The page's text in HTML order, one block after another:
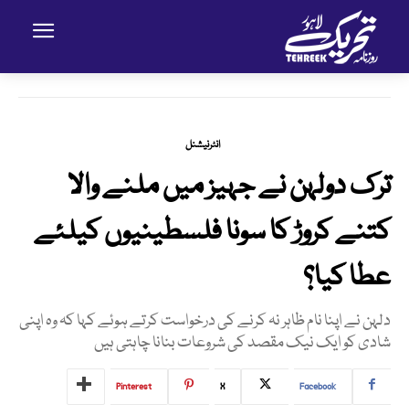
انٹرنیشنل
ترک دولہن نے جہیز میں ملنے والا
کتنے کروڑ کا سونا فلسطینیوں کیلئے
عطا کیا؟
دلہن نے اپنا نام ظاہر نہ کرنے کی درخواست کرتے ہوئے کہا کہ وہ اپنی
شادی کو ایک نیک مقصد کی شروعات بنانا چاہتی ہیں
Facebook
X
Pinterest